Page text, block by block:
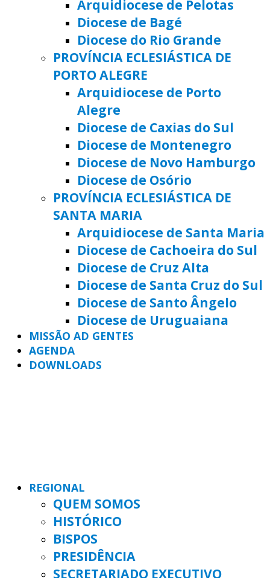
Arquidiocese de Pelotas
Diocese de Bagé
Diocese do Rio Grande
PROVÍNCIA ECLESIÁSTICA DE
PORTO ALEGRE
Arquidiocese de Porto
Alegre
Diocese de Caxias do Sul
Diocese de Montenegro
Diocese de Novo Hamburgo
Diocese de Osório
PROVÍNCIA ECLESIÁSTICA DE
SANTA MARIA
Arquidiocese de Santa Maria
Diocese de Cachoeira do Sul
Diocese de Cruz Alta
Diocese de Santa Cruz do Sul
Diocese de Santo Ângelo
Diocese de Uruguaiana
MISSÃO AD GENTES
AGENDA
DOWNLOADS
REGIONAL
QUEM SOMOS
HISTÓRICO
BISPOS
PRESIDÊNCIA
SECRETARIADO EXECUTIVO